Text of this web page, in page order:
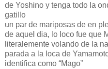
de Yoshino y tenga todo la
gatillo
un par de mariposas de en
de aquel dia, lo loco fue que
literalemente volando de la
parada a la loca de
identifica como “Mago”